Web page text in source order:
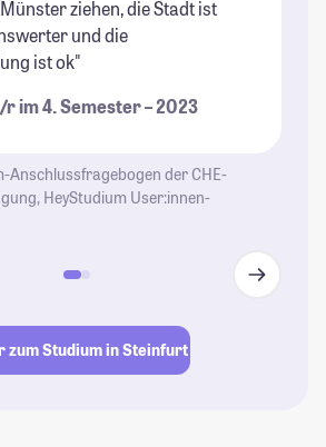
ziehen, die Stadt ist
und die
ist ok"
im 4. Semester – 2023
Anschlussfragebogen der CHE-
HeyStudium User:innen-
zum Studium in Steinfurt